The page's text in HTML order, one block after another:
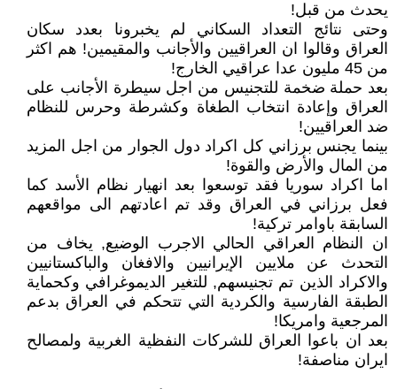
يحدث من قبل!
وحتى نتائج التعداد السكاني لم يخبرونا بعدد سكان
العراق وقالوا ان العراقيين والأجانب والمقيمين! هم اكثر
من 45 مليون عدا عراقيي الخارج!
بعد حملة ضخمة للتجنيس من اجل سيطرة الأجانب على
العراق وإعادة انتخاب الطغاة وكشرطة وحرس للنظام
ضد العراقيين!
بينما يجنس برزاني كل اكراد دول الجوار من اجل المزيد
من المال والأرض والقوة!
اما اكراد سوريا فقد توسعوا بعد انهيار نظام الأسد كما
فعل برزاني في العراق وقد تم اعادتهم الى مواقعهم
السابقة باوامر تركية!
ان النظام العراقي الحالي الاجرب الوضيع, يخاف من
التحدث عن ملايين الإيرانيين والافغان والباكستانيين
والاكراد الذين تم تجنيسهم, للتغير الديموغرافي وكحماية
الطبقة الفارسية والكردية التي تتحكم في العراق بدعم
المرجعية وامريكا!
بعد ان باعوا العراق للشركات النفظية الغربية ولمصالح
ايران مناصفة!